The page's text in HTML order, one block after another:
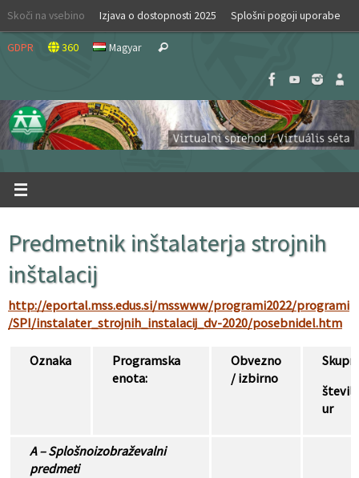
Skip
content
Skoči na vsebino Izjava o dostopnosti 2025 Splošni pogoji uporabe
GDPR 360 Magyar Search
Predmetnik inštalaterja strojnih
inštalacij
http://eportal.mss.edus.si/msswww/programi2022/programi
/SPI/instalater_strojnih_instalacij_dv-2020/posebnidel.htm
Oznaka
Programska
enota:
Obvezno
/ izbirno
ur
A – Splošnoizobraževalni
predmeti